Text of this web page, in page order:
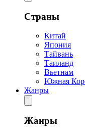
Страны
Китай
Япония
Тайвань
Таиланд
Вьетнам
Южная
Жанры
Жанры